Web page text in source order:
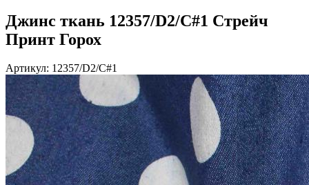
Джинс ткань 12357/D2/C#1 Стрейч
Принт Горох
Артикул: 12357/D2/C#1